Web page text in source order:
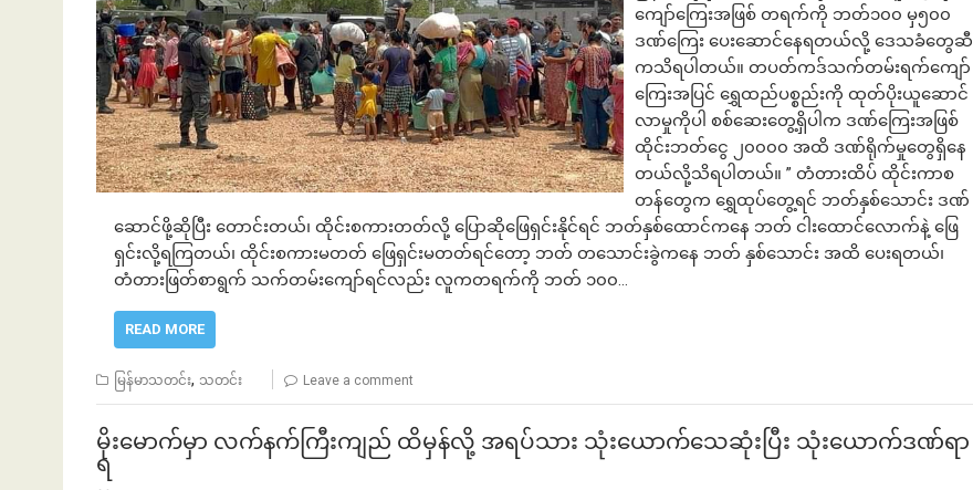
ကျော်ကြေးအဖြစ် တရက်ကို ဘတ်၁၀၀ မှ၅၀၀
ဒဏ်ကြေး ပေးဆောင်နေရတယ်လို့ ဒေသခံတွေဆီ
ကသိရပါတယ်။ တပတ်ကဒ်သက်တမ်းရက်ကျော်
ကြေးအပြင် ရွှေထည်ပစ္စည်းကို ထုတ်ပိုးယူဆောင်
လာမှုကိုပါ စစ်ဆေးတွေ့ရှိပါက ဒဏ်ကြေးအဖြစ်
ထိုင်းဘတ်ငွေ ၂၀၀၀၀ အထိ ဒဏ်ရိုက်မှုတွေရှိနေ
တယ်လို့သိရပါတယ်။ ” တံတားထိပ် ထိုင်းကာစ
တန်တွေက ရွှေထုပ်တွေ့ရင် ဘတ်နှစ်သောင်း ဒဏ်
ဆောင်ဖို့ဆိုပြီး တောင်းတယ်၊ ထိုင်းစကားတတ်လို့ ပြောဆိုဖြေရှင်းနိုင်ရင် ဘတ်နှစ်ထောင်ကနေ ဘတ် ငါးထောင်လောက်နဲ့ ဖြေ
ရှင်းလို့ရကြတယ်၊ ထိုင်းစကားမတတ် ဖြေရှင်းမတတ်ရင်တော့ ဘတ် တသောင်းခွဲကနေ ဘတ် နှစ်သောင်း အထိ ပေးရတယ်၊
တံတားဖြတ်စာရွက် သက်တမ်းကျော်ရင်လည်း လူကတရက်ကို ဘတ် ၁၀၀…
READ MORE
မြန်မာသတင်း, သတင်း Leave a comment
မိုးမောက်မှာ လက်နက်ကြီးကျည် ထိမှန်လို့ အရပ်သား သုံးယောက်သေဆုံးပြီး သုံးယောက်ဒဏ်ရာ
ရ
ဘာလျှော့မလဲ